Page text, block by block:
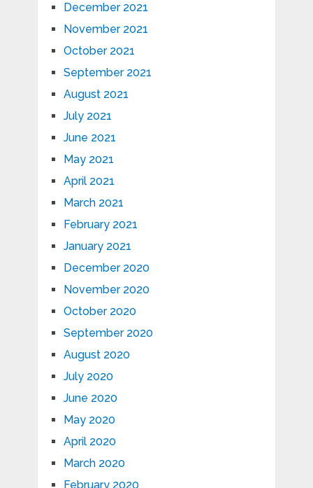
December 2021
November 2021
October 2021
September 2021
August 2021
July 2021
June 2021
May 2021
April 2021
March 2021
February 2021
January 2021
December 2020
November 2020
October 2020
September 2020
August 2020
July 2020
June 2020
May 2020
April 2020
March 2020
February 2020